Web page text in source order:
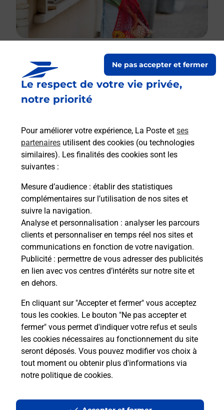
Le respect de votre vie privée,
notre priorité
Pour améliorer votre expérience, La Poste et ses
partenaires utilisent des cookies (ou technologies
similaires). Les finalités des cookies sont les
suivantes :
Mesure d’audience : établir des statistiques
complémentaires sur l’utilisation de nos sites et
suivre la navigation.
Analyse et personnalisation : analyser les parcours
clients et personnaliser en temps réel nos sites et
communications en fonction de votre navigation.
Publicité : permettre de vous adresser des publicités
en lien avec vos centres d’intérêts sur notre site et
en dehors.
En cliquant sur "Accepter et fermer" vous acceptez
tous les cookies. Le bouton "Ne pas accepter et
fermer" vous permet d'indiquer votre refus et seuls
les cookies nécessaires au fonctionnement du site
seront déposés. Vous pouvez modifier vos choix à
tout moment ou obtenir plus d'informations via
notre politique de cookies.
Ne pas accepter et fermer
Boîte aux lettres La Poste
Prochaine collecte du courrier
Le Malaurent
Saint Germain Lavolps
Itinéraire
Le lien s'ouvre dans un nouvel onglet
Boîte aux lettres La Poste
Prochaine collecte du courrierlundià 08h30
19290
Saint Germain Lavolps
Itinéraire
Le lien s'ouvre dans un nouvel onglet
Localiser Liste Boîtes aux lettres
Corrèze
Saint Germain Lavolps